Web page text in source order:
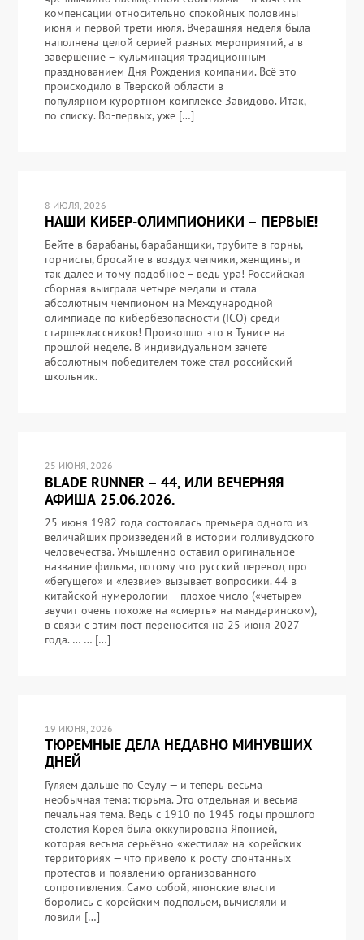
компенсации относительно спокойных половины
июня и первой трети июля. Вчерашняя неделя была
наполнена целой серией разных мероприятий, а в
завершение – кульминация традиционным
празднованием Дня Рождения компании. Всё это
происходило в Тверской области в
популярном курортном комплексе Завидово. Итак,
по списку. Во-первых, уже […]
8 ИЮЛЯ, 2026
НАШИ КИБЕР-ОЛИМПИОНИКИ – ПЕРВЫЕ!
Бейте в барабаны, барабанщики, трубите в горны,
горнисты, бросайте в воздух чепчики, женщины, и
так далее и тому подобное – ведь ура! Российская
сборная выиграла четыре медали и стала
абсолютным чемпионом на Международной
олимпиаде по кибербезопасности (ICO) среди
старшеклассников! Произошло это в Тунисе на
прошлой неделе. В индивидуальном зачёте
абсолютным победителем тоже стал российский
школьник.
25 ИЮНЯ, 2026
BLADE RUNNER – 44, ИЛИ ВЕЧЕРНЯЯ
АФИША 25.06.2026.
25 июня 1982 года состоялась премьера одного из
величайших произведений в истории голливудского
человечества. Умышленно оставил оригинальное
название фильма, потому что русский перевод про
«бегущего» и «лезвие» вызывает вопросики. 44 в
китайской нумерологии – плохое число («четыре»
звучит очень похоже на «смерть» на мандаринском),
в связи с этим пост переносится на 25 июня 2027
года. … … […]
19 ИЮНЯ, 2026
ТЮРЕМНЫЕ ДЕЛА НЕДАВНО МИНУВШИХ
ДНЕЙ
Гуляем дальше по Сеулу — и теперь весьма
необычная тема: тюрьма. Это отдельная и весьма
печальная тема. Ведь с 1910 по 1945 годы прошлого
столетия Корея была оккупирована Японией,
которая весьма серьёзно «жестила» на корейских
территориях — что привело к росту спонтанных
протестов и появлению организованного
сопротивления. Само собой, японские власти
боролись с корейским подпольем, вычисляли и
ловили […]